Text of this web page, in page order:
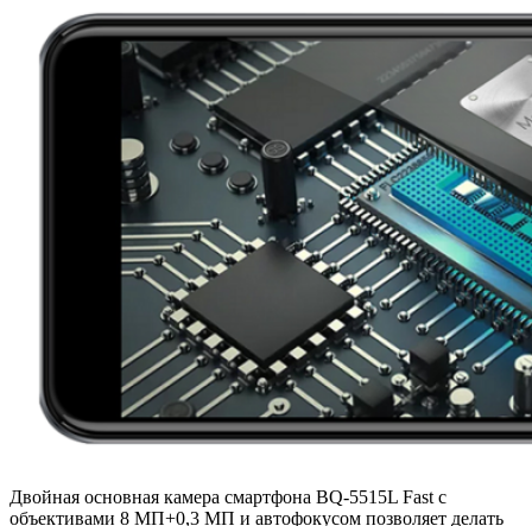
Двойная основная камера смартфона BQ-5515L Fast с
объективами 8 МП+0,3 МП и автофокусом позволяет делать